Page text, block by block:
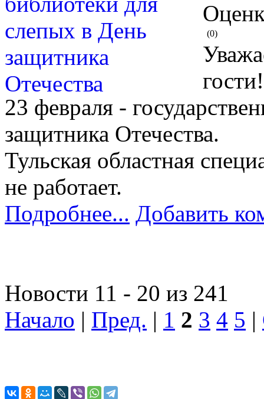
(0)
гости!
23 февраля -
защитника Отечества.
Тульская областная
не работает.
Подробнее... Добавить
Новости 11 - 20 из 241
Начало | Пред. | 1 2 3 4 5 |